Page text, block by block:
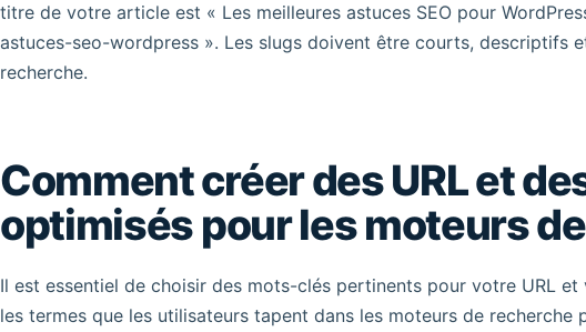
titre de votre article est « Les meilleures astuces SEO pour
astuces-seo-wordpress ». Les slugs doivent être courts, descriptifs
recherche.
Comment créer des URL et
optimisés pour les moteurs
Il est essentiel de choisir des mots-clés pertinents pour votre URL
les termes que les utilisateurs tapent dans les moteurs de recherche